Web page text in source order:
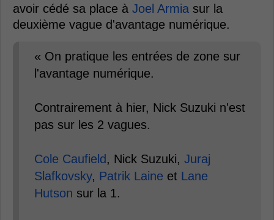
avoir cédé sa place à Joel Armia sur la
deuxième vague d'avantage numérique.
« On pratique les entrées de zone sur
l'avantage numérique.
Contrairement à hier, Nick Suzuki n'est
pas sur les 2 vagues.
Cole Caufield , Nick Suzuki, Juraj
Slafkovsky, Patrik Laine et Lane
Hutson sur la 1.